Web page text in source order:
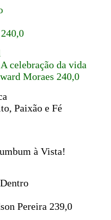
celebração da vida
Moraes 240,0
Paixão e Fé
à Vista!
Pereira 239,0